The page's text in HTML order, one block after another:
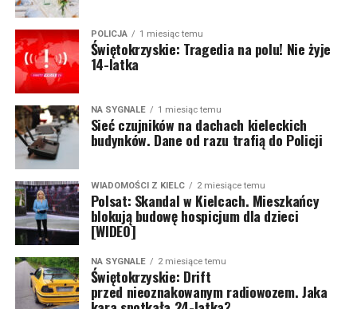
POLICJA 1 miesiąc temu
Świętokrzyskie: Tragedia na polu! Nie żyje
14-latka
NA SYGNALE 1 miesiąc temu
Sieć czujników na dachach kieleckich
budynków. Dane od razu trafią do Policji
WIADOMOŚCI Z KIELC 2 miesiące temu
Polsat: Skandal w Kielcach. Mieszkańcy
blokują budowę hospicjum dla dzieci
[WIDEO]
NA SYGNALE 2 miesiące temu
Świętokrzyskie: Drift
przed nieoznakowanym radiowozem. Jaka